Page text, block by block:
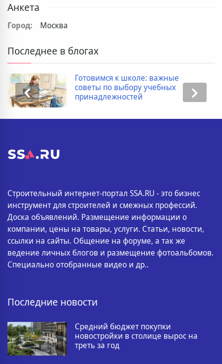
Анкета
Город: Москва
Последнее в блогах
Готовимся к школе: важные
советы по выбору учебных
принадлежностей
Строительный интернет-портал SSA.RU - это бизнес
инструмент для строителей и смежных профессий.
Доска объявлений. Размещение информации о
компании, цены на товары, услуги. Статьи, новости,
ссылки на сайты. Общение на форуме, а так же
ведение личных блогов и размещение фотоальбомов.
Специально отобранные видео и др..
Последние новости
Средний бюджет покупки
новостройки в столице вырос на
треть за год